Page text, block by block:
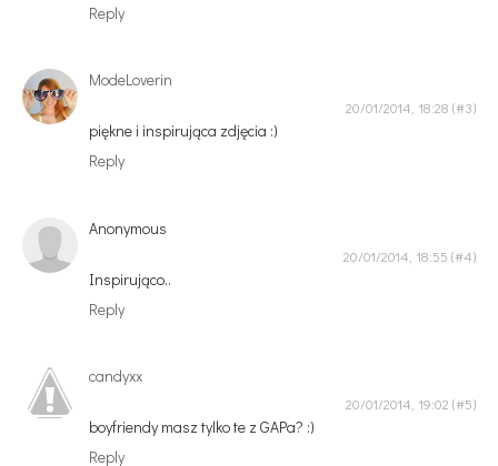
Reply
ModeLoverin
20/01/2014, 18:28
piękne i inspirująca zdjęcia :)
Reply
Anonymous
20/01/2014, 18:55
Inspirująco..
Reply
candyxx
20/01/2014, 19:02
boyfriendy masz tylko te z GAPa? :)
Reply